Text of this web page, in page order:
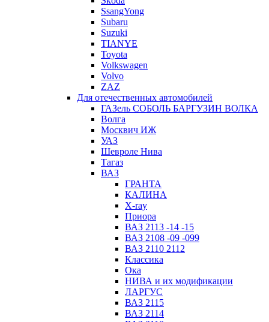
SsangYong
Subaru
Suzuki
TIANYE
Toyota
Volkswagen
Volvo
ZAZ
Для отечественных автомобилей
ГАЗель СОБОЛЬ БАРГУЗИН ВОЛКА
Волга
Москвич ИЖ
УАЗ
Шевроле Нива
Тагаз
ВАЗ
ГРАНТА
КАЛИНА
X-ray
Приора
ВАЗ 2113 -14 -15
ВАЗ 2108 -09 -099
ВАЗ 2110 2112
Классика
Ока
НИВА и их модификации
ЛАРГУС
ВАЗ 2115
ВАЗ 2114